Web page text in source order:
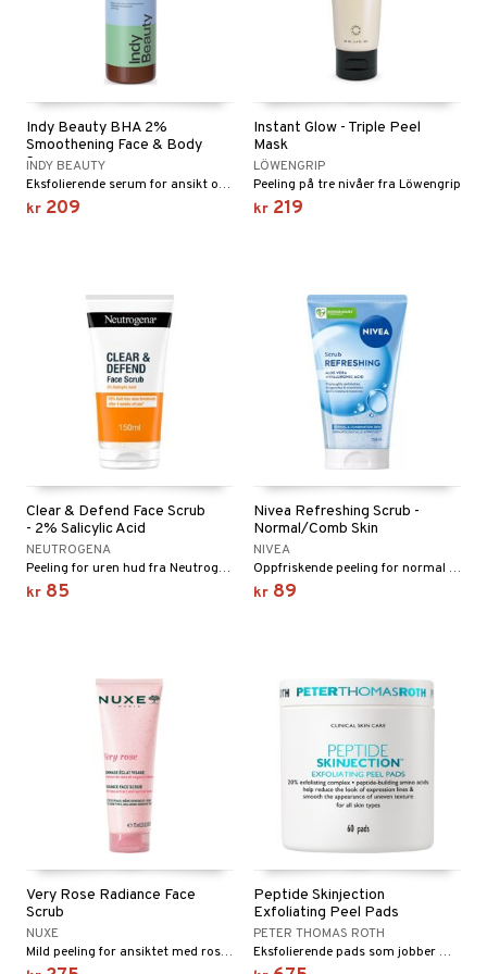
Indy Beauty BHA 2%
Smoothening Face & Body
Serum
INDY BEAUTY
Eksfolierende serum for ansikt og kropp fra Indy Beauty
kr 209
Instant Glow - Triple Peel
Mask
LÖWENGRIP
Peeling på tre nivåer fra Löwengrip
kr 219
Clear & Defend Face Scrub
- 2% Salicylic Acid
NEUTROGENA
Peeling for uren hud fra Neutrogena
kr 85
Nivea Refreshing Scrub -
Normal/Comb Skin
NIVEA
Oppfriskende peeling for normal til kombinert hud
kr 89
Very Rose Radiance Face
Scrub
NUXE
Mild peeling for ansiktet med roseekstrakt og pulver fra aprikoskjerner
Peptide Skinjection
Exfoliating Peel Pads
PETER THOMAS ROTH
Eksfolierende pads som jobber mot aldringstegn